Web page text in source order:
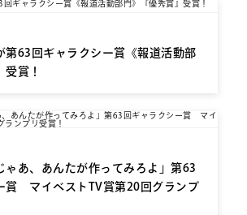
第63回ギャラクシー賞《報道活動部
受賞！
ゃあ、あんたが作ってみろよ」第63
賞 マイベストTV賞第20回グランプ